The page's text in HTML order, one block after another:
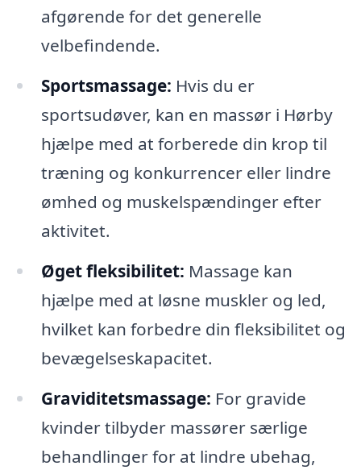
afgørende for det generelle
velbefindende.
Sportsmassage: Hvis du er
sportsudøver, kan en massør i Hørby
hjælpe med at forberede din krop til
træning og konkurrencer eller lindre
ømhed og muskelspændinger efter
aktivitet.
Øget fleksibilitet: Massage kan
hjælpe med at løsne muskler og led,
hvilket kan forbedre din fleksibilitet og
bevægelseskapacitet.
Graviditetsmassage: For gravide
kvinder tilbyder massører særlige
behandlinger for at lindre ubehag,